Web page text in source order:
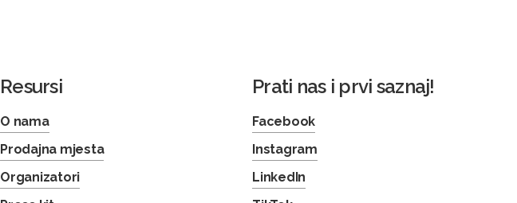
Resursi
O nama
Prodajna mjesta
Organizatori
Prati nas i prvi saznaj!
Facebook
Instagram
LinkedIn